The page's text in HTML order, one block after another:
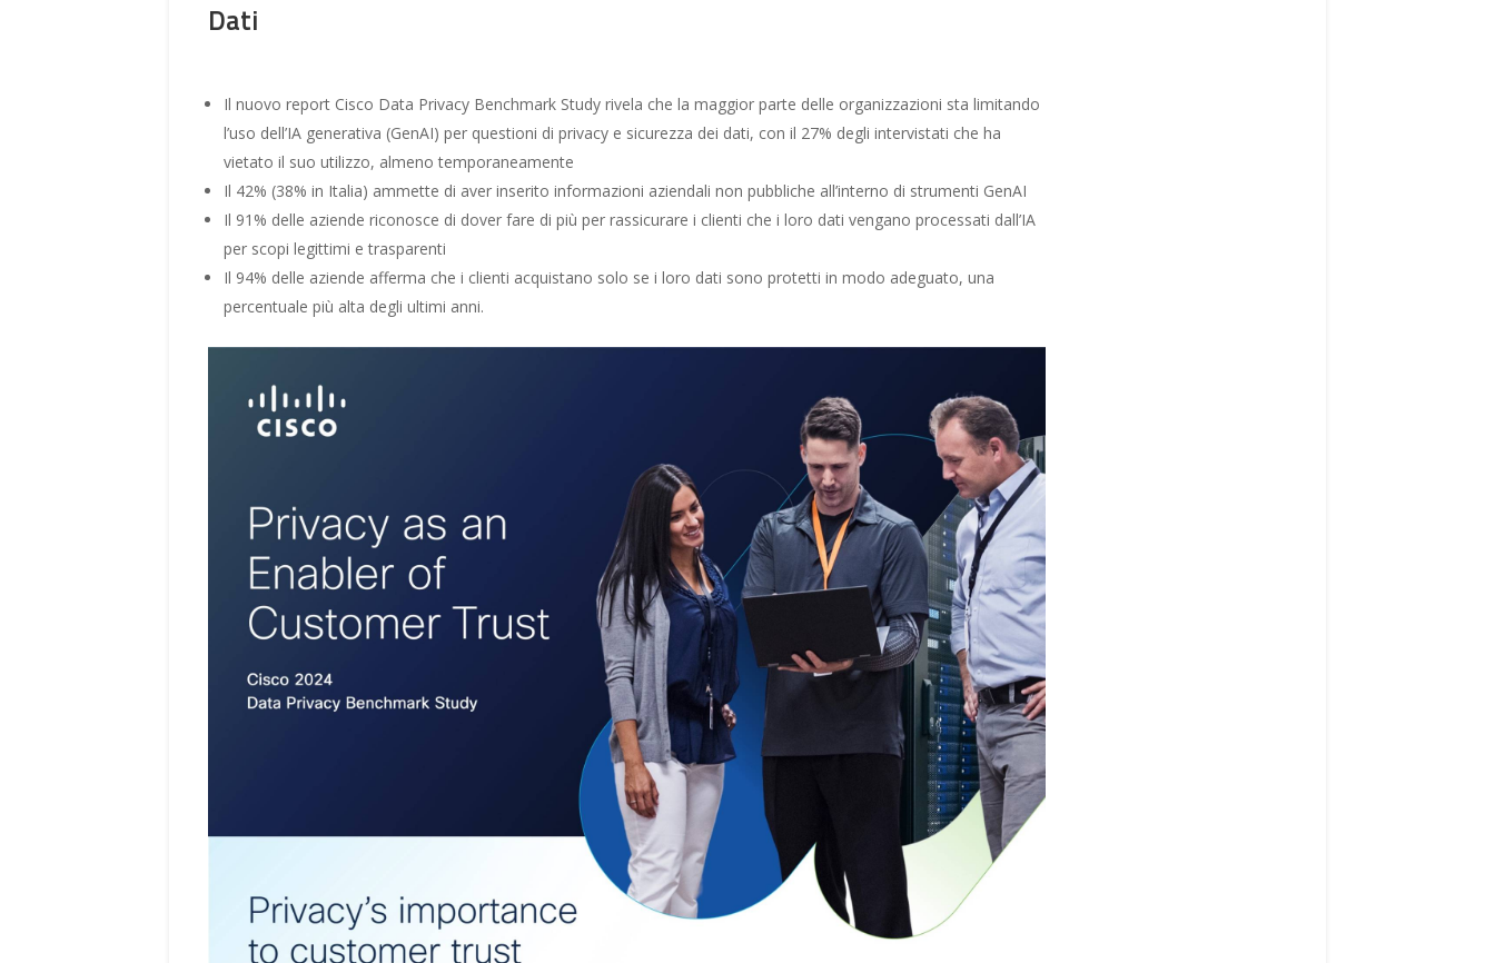
Dati
Il nuovo report Cisco Data Privacy Benchmark Study rivela che la maggior parte delle organizzazioni sta limitando
l’uso dell’IA generativa (GenAI) per questioni di privacy e sicurezza dei dati, con il 27% degli intervistati che ha
vietato il suo utilizzo, almeno temporaneamente
Il 42% (38% in Italia) ammette di aver inserito informazioni aziendali non pubbliche all’interno di strumenti GenAI
Il 91% delle aziende riconosce di dover fare di più per rassicurare i clienti che i loro dati vengano processati dall’IA
per scopi legittimi e trasparenti
Il 94% delle aziende afferma che i clienti acquistano solo se i loro dati sono protetti in modo adeguato, una
percentuale più alta degli ultimi anni.